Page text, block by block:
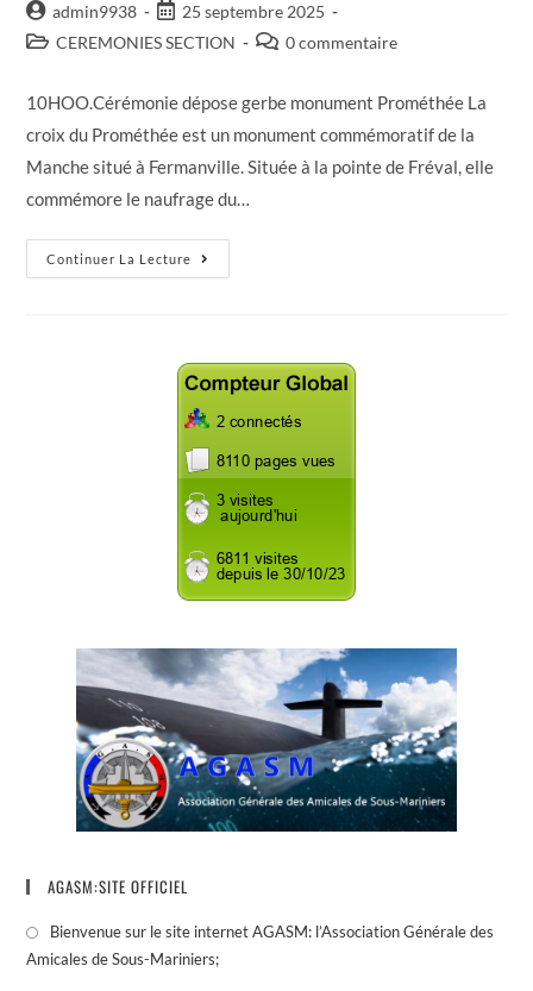
admin9938
25 septembre 2025
CEREMONIES SECTION
0 commentaire
10HOO.Cérémonie dépose gerbe monument Prométhée La
croix du Prométhée est un monument commémoratif de la
Manche situé à Fermanville. Située à la pointe de Fréval, elle
commémore le naufrage du…
Continuer La Lecture
AGASM:SITE OFFICIEL
Bienvenue sur le site internet AGASM: l’Association Générale des
Amicales de Sous-Mariniers;